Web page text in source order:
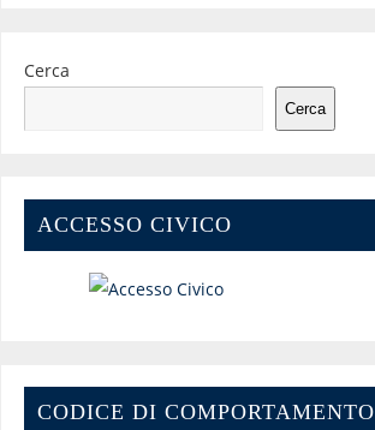
Cerca
Cerca
ACCESSO CIVICO
CODICE DI COMPORTAMENTO